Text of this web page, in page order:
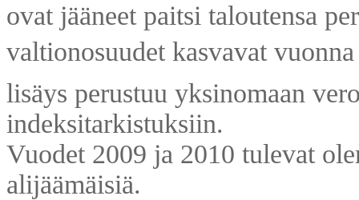
ovat jääneet paitsi taloutensa
valtionosuudet kasvavat
lisäys perustuu yksinomaan
indeksitarkistuksiin.
Vuodet 2009 ja 2010 tulevat
alijäämäisiä.